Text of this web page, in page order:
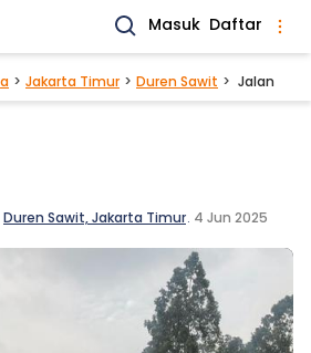
Masuk Daftar
Jakarta Timur Duren Sawit Jalan
Duren Sawit, Jakarta Timur. 4 Jun 2025